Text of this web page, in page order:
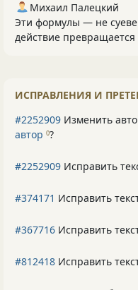
Михаил Палецкий
Эти формулы — не
действие
ИСПРАВЛЕНИЯ И
#2252909 Изменить
автор 0?
#2252909 Исправить
#374171 Исправить
#367716 Исправить
#812418 Исправить